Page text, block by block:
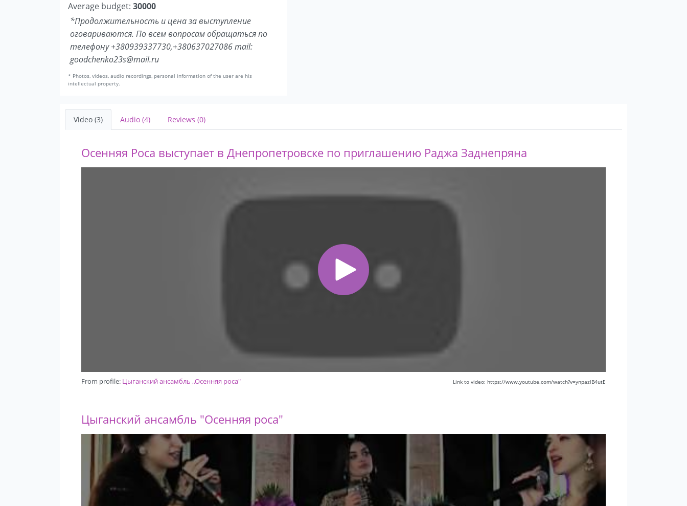
Average budget: 30000
*Продолжительность и цена за выступление
оговариваются. По всем вопросам обращаться по
телефону +380939337730,+380637027086 mail:
goodchenko23s@mail.ru
* Photos, videos, audio recordings, personal information of the user are his
intellectual property.
Video (3) Audio (4) Reviews (0)
Осенняя Роса выступает в Днепропетровске по приглашению Раджа Заднепряна
From profile: Цыганский ансамбль ,,Осенняя роса" Link to video: https://www.youtube.com/watch?v=ynpazlB4utE
Цыганский ансамбль "Осенняя роса"